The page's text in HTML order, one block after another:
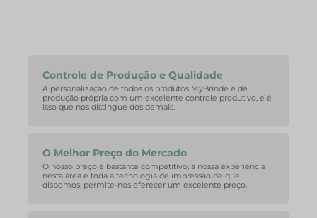
Controle de Produção e Qualidade
A personalização de todos os produtos MyBrinde é de
produção própria com um excelente controle produtivo, e é
isso que nos distingue dos demais.
O Melhor Preço do Mercado
O nosso preço é bastante competitivo, a nossa experiência
nesta área e toda a tecnologia de impressão de que
dispomos, permite-nos oferecer um excelente preço.